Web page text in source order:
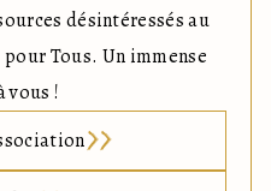
désintéressés au
Tous. Un immense
vous !